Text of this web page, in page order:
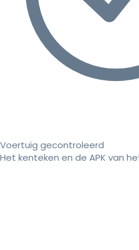
Voertuig gecontroleerd
Het kenteken en de APK van